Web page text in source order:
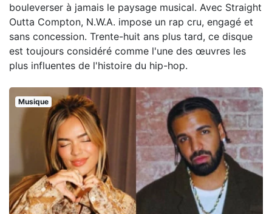
bouleverser à jamais le paysage musical. Avec Straight
Outta Compton, N.W.A. impose un rap cru, engagé et
sans concession. Trente-huit ans plus tard, ce disque
est toujours considéré comme l'une des œuvres les
plus influentes de l'histoire du hip-hop.
Musique